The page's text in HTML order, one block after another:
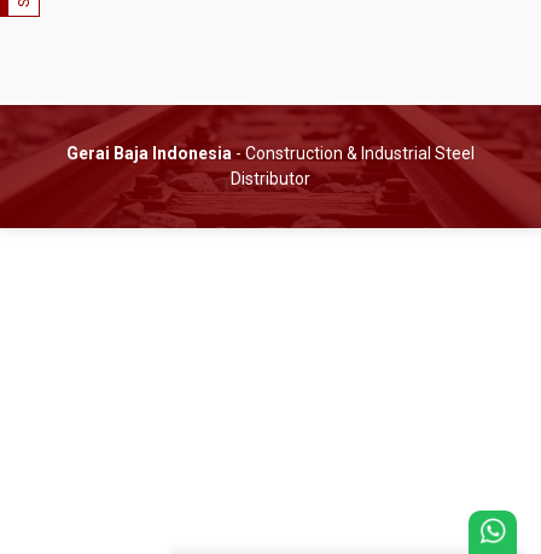
Gerai Baja Indonesia- Construction & Industrial Steel
Distributor